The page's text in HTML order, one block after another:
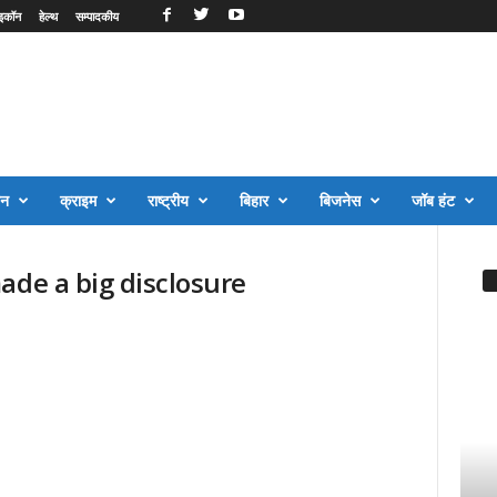
हेल्थ सम्पादकीय
क्राइम राष्ट्रीय बिहार बिजनेस जॉब हंट
a big disclosure